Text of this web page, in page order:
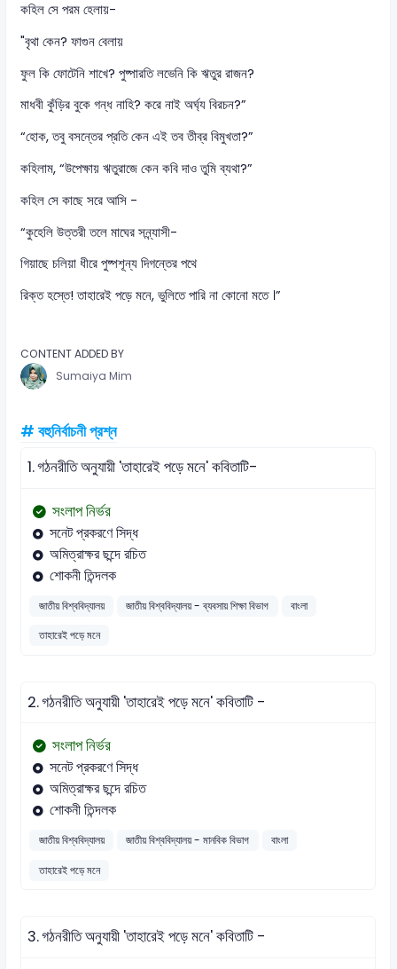
কহিল সে পরম হেলায়-
"বৃথা কেন? ফাগুন বেলায়
ফুল কি ফোটেনি শাখে? পুষ্পারতি লভেনি কি ঋতুর রাজন?
মাধবী কুঁড়ির বুকে গন্ধ নাহি? করে নাই অর্ঘ্য বিরচন?”
“হোক, তবু বসন্তের প্রতি কেন এই তব তীব্র বিমুখতা?”
কহিলাম, “উপেক্ষায় ঋতুরাজে কেন কবি দাও তুমি ব্যথা?”
কহিল সে কাছে সরে আসি -
“কুহেলি উত্তরী তলে মাঘের সন্ন্যাসী-
গিয়াছে চলিয়া ধীরে পুষ্পশূন্য দিগন্তের পথে
রিক্ত হস্তে! তাহারেই পড়ে মনে, ভুলিতে পারি না কোনো মতে ।”
CONTENT ADDED BY
Sumaiya Mim
# বহুনির্বাচনী প্রশ্ন
1.গঠনরীতি অনুযায়ী 'তাহারেই পড়ে মনে' কবিতাটি-
সংলাপ নির্ভর
সনেট প্রকরণে সিদ্ধ
অমিত্রাক্ষর ছন্দে রচিত
শোকনী তিন্দলক
জাতীয় বিশ্ববিদ্যালয় জাতীয় বিশ্ববিদ্যালয় - ব্যবসায় শিক্ষা বিভাগ
বাংলা
তাহারেই পড়ে মনে
2.গঠনরীতি অনুযায়ী 'তাহারেই পড়ে মনে' কবিতাটি -
সংলাপ নির্ভর
সনেট প্রকরণে সিদ্ধ
অমিত্রাক্ষর ছন্দে রচিত
শোকনী তিন্দলক
জাতীয় বিশ্ববিদ্যালয় জাতীয় বিশ্ববিদ্যালয় - মানবিক বিভাগ
বাংলা
তাহারেই পড়ে মনে
3.গঠনরীতি অনুযায়ী 'তাহারেই পড়ে মনে' কবিতাটি -